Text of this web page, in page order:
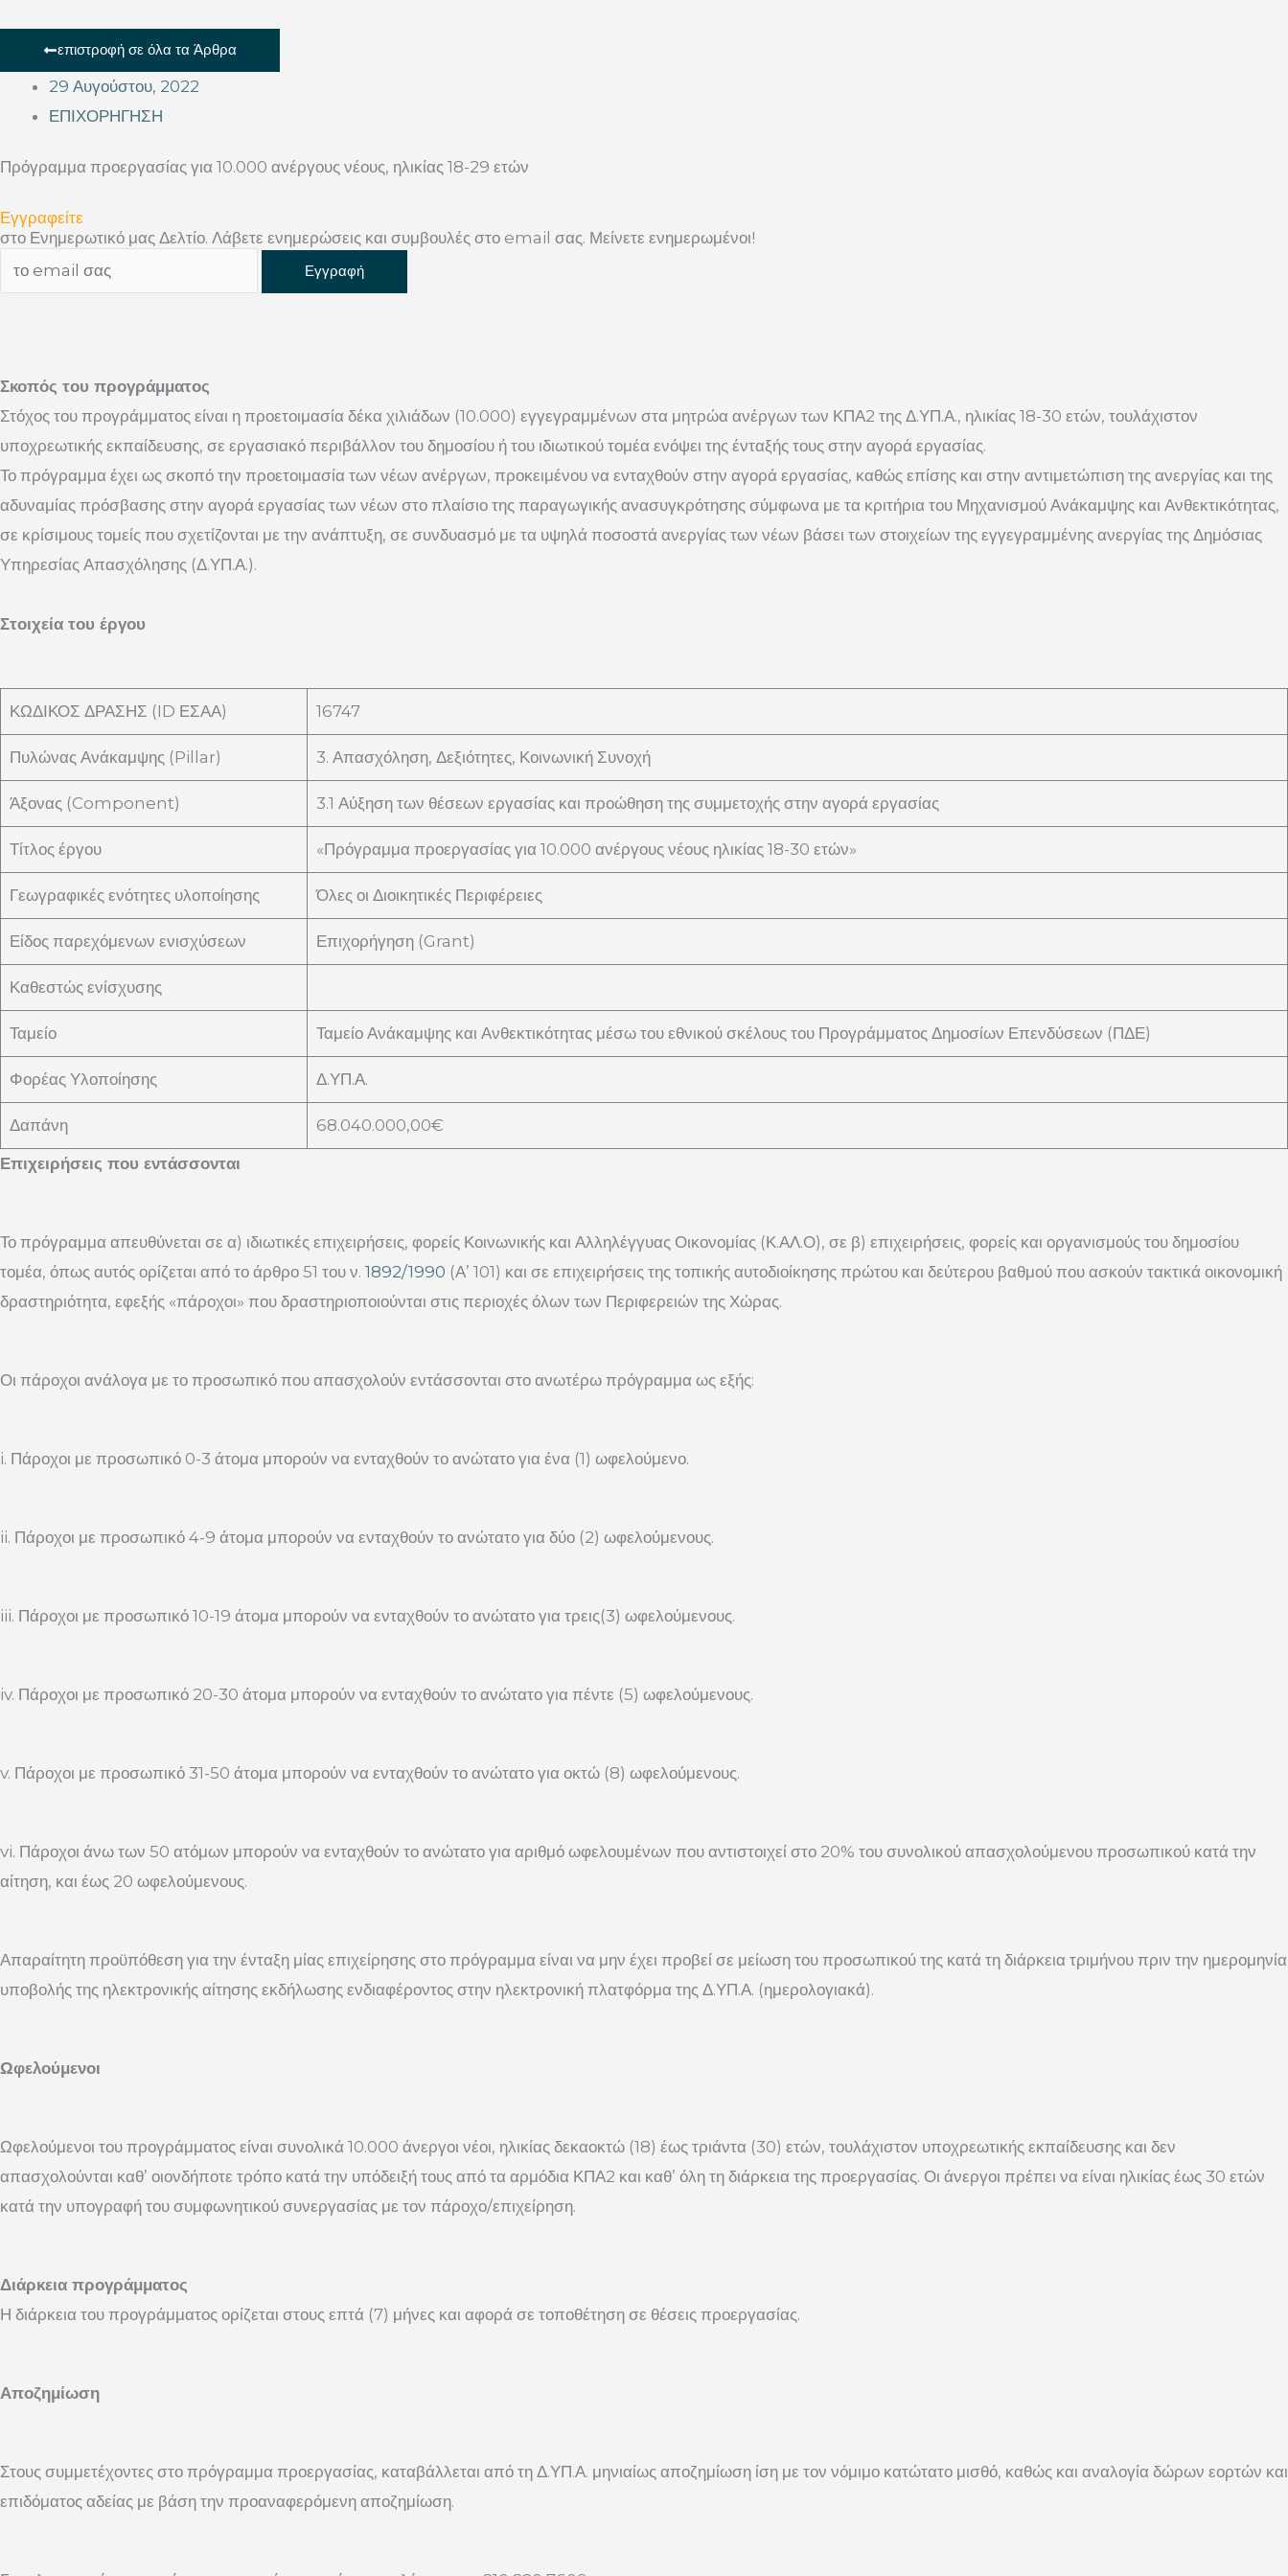
επιστροφή σε όλα τα Άρθρα
29 Αυγούστου, 2022
ΕΠΙΧΟΡΗΓΗΣΗ
Πρόγραμμα προεργασίας για 10.000 ανέργους νέους, ηλικίας 18-29 ετών
Εγγραφείτε
στο Ενημερωτικό μας Δελτίο. Λάβετε ενημερώσεις και συμβουλές στο email σας. Μείνετε ενημερωμένοι!
Σκοπός του προγράμματος
Στόχος του προγράμματος είναι η προετοιμασία δέκα χιλιάδων (10.000) εγγεγραμμένων στα μητρώα ανέργων των ΚΠΑ2 της Δ.ΥΠ.Α., ηλικίας 18-30 ετών, τουλάχιστον
υποχρεωτικής εκπαίδευσης, σε εργασιακό περιβάλλον του δημοσίου ή του ιδιωτικού τομέα ενόψει της ένταξής τους στην αγορά εργασίας.
Το πρόγραμμα έχει ως σκοπό την προετοιμασία των νέων ανέργων, προκειμένου να ενταχθούν στην αγορά εργασίας, καθώς επίσης και στην αντιμετώπιση της ανεργίας και της
αδυναμίας πρόσβασης στην αγορά εργασίας των νέων στο πλαίσιο της παραγωγικής ανασυγκρότησης σύμφωνα με τα κριτήρια του Μηχανισμού Ανάκαμψης και Ανθεκτικότητας,
σε κρίσιμους τομείς που σχετίζονται με την ανάπτυξη, σε συνδυασμό με τα υψηλά ποσοστά ανεργίας των νέων βάσει των στοιχείων της εγγεγραμμένης ανεργίας της Δημόσιας
Υπηρεσίας Απασχόλησης (Δ.ΥΠ.Α.).
Στοιχεία του έργου
ΚΩΔΙΚΟΣ ΔΡΑΣΗΣ (ID ΕΣΑΑ) 16747
Πυλώνας Ανάκαμψης (Pillar) 3. Απασχόληση, Δεξιότητες, Κοινωνική Συνοχή
Άξονας (Component) 3.1 Αύξηση των θέσεων εργασίας και προώθηση της συμμετοχής στην αγορά εργασίας
Τίτλος έργου «Πρόγραμμα προεργασίας για 10.000 ανέργους νέους ηλικίας 18-30 ετών»
Γεωγραφικές ενότητες υλοποίησης Όλες οι Διοικητικές Περιφέρειες
Είδος παρεχόμενων ενισχύσεων Επιχορήγηση (Grant)
Καθεστώς ενίσχυσης
Ταμείο Ταμείο Ανάκαμψης και Ανθεκτικότητας μέσω του εθνικού σκέλους του Προγράμματος Δημοσίων Επενδύσεων (ΠΔΕ)
Φορέας Υλοποίησης Δ.ΥΠ.Α.
Δαπάνη
68.040.000,00€
Επιχειρήσεις που εντάσσονται
Το πρόγραμμα απευθύνεται σε α) ιδιωτικές επιχειρήσεις, φορείς Κοινωνικής και Αλληλέγγυας Οικονομίας (Κ.ΑΛ.Ο), σε β) επιχειρήσεις, φορείς και οργανισμούς του δημοσίου
τομέα, όπως αυτός ορίζεται από το άρθρο 51 του ν. 1892/1990 (Α’ 101) και σε επιχειρήσεις της τοπικής αυτοδιοίκησης πρώτου και δεύτερου βαθμού που ασκούν τακτικά οικονομική
δραστηριότητα, εφεξής «πάροχοι» που δραστηριοποιούνται στις περιοχές όλων των Περιφερειών της Χώρας.
Οι πάροχοι ανάλογα με το προσωπικό που απασχολούν εντάσσονται στο ανωτέρω πρόγραμμα ως εξής:
i. Πάροχοι με προσωπικό 0-3 άτομα μπορούν να ενταχθούν το ανώτατο για ένα (1) ωφελούμενο.
ii. Πάροχοι με προσωπικό 4-9 άτομα μπορούν να ενταχθούν το ανώτατο για δύο (2) ωφελούμενους.
iii. Πάροχοι με προσωπικό 10-19 άτομα μπορούν να ενταχθούν το ανώτατο για τρεις(3) ωφελούμενους.
iv. Πάροχοι με προσωπικό 20-30 άτομα μπορούν να ενταχθούν το ανώτατο για πέντε (5) ωφελούμενους.
v. Πάροχοι με προσωπικό 31-50 άτομα μπορούν να ενταχθούν το ανώτατο για οκτώ (8) ωφελούμενους.
vi. Πάροχοι άνω των 50 ατόμων μπορούν να ενταχθούν το ανώτατο για αριθμό ωφελουμένων που αντιστοιχεί στο 20% του συνολικού απασχολούμενου προσωπικού κατά την
αίτηση, και έως 20 ωφελούμενους.
Απαραίτητη προϋπόθεση για την ένταξη μίας επιχείρησης στο πρόγραμμα είναι να μην έχει προβεί σε μείωση του προσωπικού της κατά τη διάρκεια τριμήνου πριν την ημερομηνία
υποβολής της ηλεκτρονικής αίτησης εκδήλωσης ενδιαφέροντος στην ηλεκτρονική πλατφόρμα της Δ.ΥΠ.Α. (ημερολογιακά).
Ωφελούμενοι
Ωφελούμενοι του προγράμματος είναι συνολικά 10.000 άνεργοι νέοι, ηλικίας δεκαοκτώ (18) έως τριάντα (30) ετών, τουλάχιστον υποχρεωτικής εκπαίδευσης και δεν
απασχολούνται καθ’ οιονδήποτε τρόπο κατά την υπόδειξή τους από τα αρμόδια ΚΠΑ2 και καθ’ όλη τη διάρκεια της προεργασίας. Οι άνεργοι πρέπει να είναι ηλικίας έως 30 ετών
κατά την υπογραφή του συμφωνητικού συνεργασίας με τον πάροχο/επιχείρηση.
Διάρκεια προγράμματος
Η διάρκεια του προγράμματος ορίζεται στους επτά (7) μήνες και αφορά σε τοποθέτηση σε θέσεις προεργασίας.
Αποζημίωση
Στους συμμετέχοντες στο πρόγραμμα προεργασίας, καταβάλλεται από τη Δ.ΥΠ.Α. μηνιαίως αποζημίωση ίση με τον νόμιμο κατώτατο μισθό, καθώς και αναλογία δώρων εορτών και
επιδόματος αδείας με βάση την προαναφερόμενη αποζημίωση.